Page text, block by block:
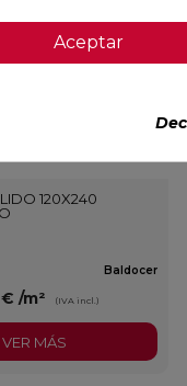
120X240
Baldocer
/m² (IVA incl.)
VER MÁS
Aceptar